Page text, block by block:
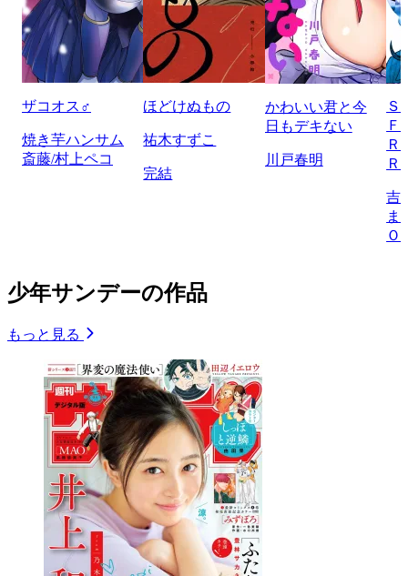
ザコオス♂
焼き芋ハンサム
斎藤/村上ペコ
ほどけぬもの
祐木すずこ
完結
かわいい君と今
日もデキない
川戸春明
Ｆ
Ｒ
吉
ま
Ｏ
少年サンデーの作品
もっと見る